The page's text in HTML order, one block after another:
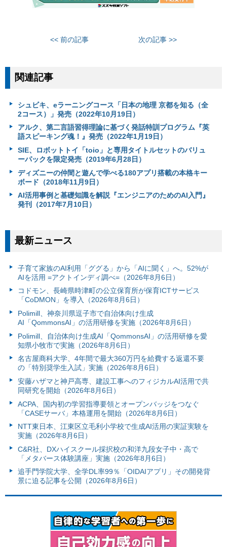
<< 前の記事 次の記事 >>
関連記事
シュビキ、eラーニングコース「日本の地理 京都を知る（全
2コース）」発売（2022年10月19日）
アルク、第二言語習得理論に基づく発話特訓プログラム『英
語スピーキング魂！』発売（2022年1月19日）
SIE、ロボットトイ「toio」と専用タイトルセットのバリュ
ーパックを限定発売（2019年6月28日）
ディズニーの仲間と遊んで学べる180アプリ搭載の本格キー
ボード（2018年11月9日）
AI活用事例と基礎知識を解説『エンジニアのためのAI入門』
発刊（2017年7月10日）
最新ニュース
子育て家族のAI利用「ググる」から「AIに聞く」へ。52%が
AIを活用 =アクトインディ調べ=（2026年8月6日）
コドモン、長崎県時津町の公立保育所が保育ICTサービス
「CoDMON」を導入（2026年8月6日）
Polimill、神奈川県逗子市で自治体向け生成
AI「QommonsAI」の活用研修を実施（2026年8月6日）
Polimill、自治体向け生成AI「QommonsAI」の活用研修を愛
知県小牧市で実施（2026年8月6日）
名古屋商科大学、4年間で最大360万円を給費する返還不要
の「特別奨学生入試」実施（2026年8月6日）
安藤ハザマと神戸高専、建設工事へのフィジカルAI活用で共
同研究を開始（2026年8月6日）
ACPA、国内初の学習指導要領とオープンバッジをつなぐ
「CASEサーバ」本格運用を開始（2026年8月6日）
NTT東日本、江東区立毛利小学校で生成AI活用の実証実験を
実施（2026年8月6日）
C&R社、DXハイスクール採択校の和洋九段女子中・高で
「メタバース体験講座」実施（2026年8月6日）
追手門学院大学、全学DL率99％「OIDAIアプリ」その開発背
景に迫る記事を公開（2026年8月6日）